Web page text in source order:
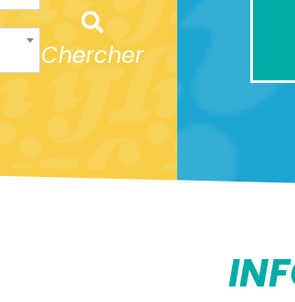
Chercher